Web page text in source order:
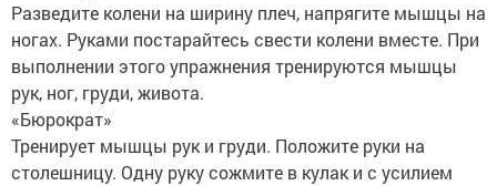
Разведите колени на ширину плеч, напрягите мышцы на
ногах. Руками постарайтесь свести колени вместе. При
выполнении этого упражнения тренируются мышцы
рук, ног, груди, живота.
«Бюрократ»
Тренирует мышцы рук и груди. Положите руки на
столешницу. Одну руку сожмите в кулак и с усилием